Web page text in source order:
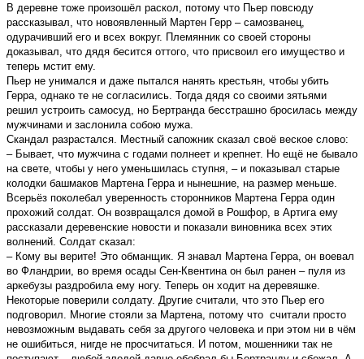
В деревне тоже произошёл раскол, потому что Пьер повсюду
рассказывал, что новоявленный Мартен Герр – самозванец,
одурачивший его и всех вокруг. Племянник со своей стороны
доказывал, что дядя бесится оттого, что присвоил его имущество и
теперь мстит ему.
Пьер не унимался и даже пытался нанять крестьян, чтобы убить
Герра, однако те не согласились. Тогда дядя со своими зятьями
решил устроить самосуд, но Бертранда бесстрашно бросилась между
мужчинами и заслонила собою мужа.
Скандал разрастался. Местный сапожник сказал своё веское слово:
– Бывает, что мужчина с годами полнеет и крепнет. Но ещё не бывало
на свете, чтобы у него уменьшилась ступня, – и показывал старые
колодки башмаков Мартена Герра и нынешние, на размер меньше.
Всерьёз поколебал уверенность сторонников Мартена Герра один
прохожий солдат. Он возвращался домой в Рошфор, в Артига ему
рассказали деревенские новости и показали виновника всех этих
волнений. Солдат сказал:
– Кому вы верите! Это обманщик. Я знавал Мартена Герра, он воевал
во Фландрии, во время осады Сен-Квентина он был ранен – пуля из
аркебузы раздробила ему ногу. Теперь он ходит на деревяшке.
Некоторые поверили солдату. Другие считали, что это Пьер его
подговорил. Многие стояли за Мартена, потому что считали просто
невозможным выдавать себя за другого человека и при этом ни в чём
не ошибиться, нигде не просчитаться. И потом, мошенники так не